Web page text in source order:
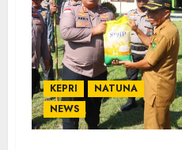
KEPRI
NATUNA
NEWS